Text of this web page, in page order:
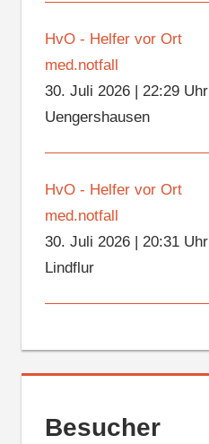
HvO - Helfer vor Ort
med.notfall
30. Juli 2026| 22:29 Uhr
Uengershausen
HvO - Helfer vor Ort
med.notfall
30. Juli 2026| 20:31 Uhr
Lindflur
Besucher